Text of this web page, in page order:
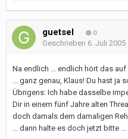
guetsel 0
Geschrieben 6. Juli 2005
Na endlich ... endlich hört das
... ganz genau, Klaus! Du hast ja
Übrigens: Ich habe dasselbe
Dir in einem fünf Jahre alten
doch damals dem damaligen
... dann halte es doch jetzt bitte ...